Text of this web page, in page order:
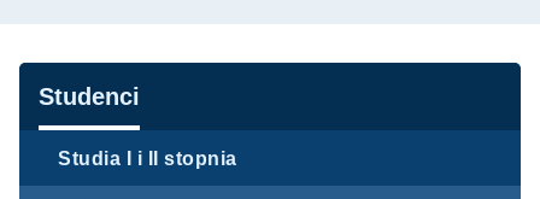
Nawigacja
Studenci
Studia I i II stopnia